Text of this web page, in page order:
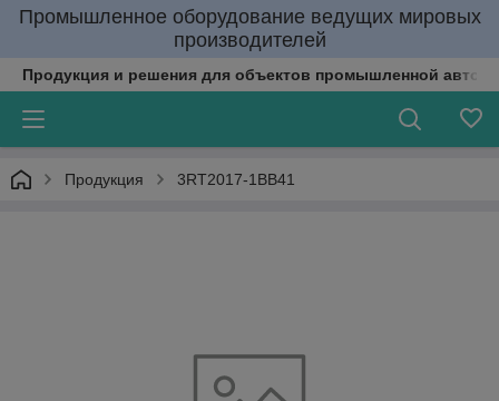
Промышленное оборудование ведущих мировых
производителей
Продукция и решения для объектов промышленной
Продукция 3RT2017-1BB41